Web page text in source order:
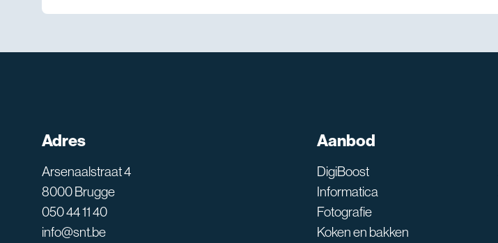
Adres
Arsenaalstraat 4
8000 Brugge
050 44 11 40
info@snt.be
Aanbod
DigiBoost
Informatica
Fotografie
Koken en bakken